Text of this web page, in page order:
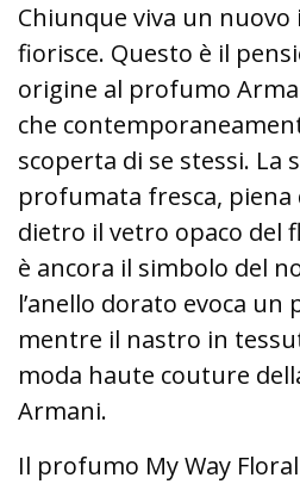
Chiunque viva un
fiorisce. Questo è il
origine al profumo
che
scoperta di se stessi. La
profumata fresca, piena
dietro il vetro opaco del
è ancora il simbolo del
l’anello dorato evoca un
mentre il nastro in
moda haute couture
Armani.
Il profumo My Way